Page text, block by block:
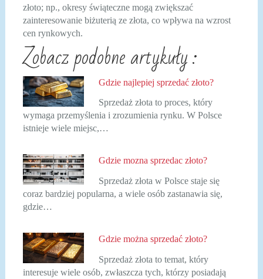
złoto; np., okresy świąteczne mogą zwiększać
zainteresowanie biżuterią ze złota, co wpływa na wzrost
cen rynkowych.
Zobacz podobne artykuły :
Gdzie najlepiej sprzedać złoto?
Sprzedaż złota to proces, który
wymaga przemyślenia i zrozumienia rynku. W Polsce
istnieje wiele miejsc,…
Gdzie mozna sprzedac złoto?
Sprzedaż złota w Polsce staje się
coraz bardziej popularna, a wiele osób zastanawia się,
gdzie…
Gdzie można sprzedać złoto?
Sprzedaż złota to temat, który
interesuje wiele osób, zwłaszcza tych, którzy posiadają